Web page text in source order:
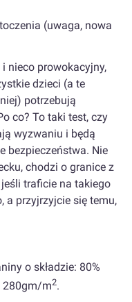
(uwaga, nowa
nieco prowokacyjny,
dzieci (a te
potrzebują
co? To taki test, czy
wyzwaniu i będą
bezpieczeństwa. Nie
chodzi o granice z
traficie na takiego
a przyjrzyjcie się temu,
o składzie: 80%
280gm/m2.